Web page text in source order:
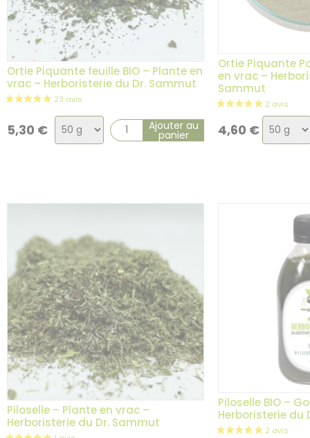
Ortie Piquante feuille BIO – Plante en
vrac – Herboristerie du Dr. Sammut
5,30 €
Choix
de
Ajouter au
panier
Ortie Piquante
en vrac –
Sammut
4,60 € Choix
de
Piloselle – Plante en vrac –
Herboristerie du Dr. Sammut
Piloselle BIO –
Herboristerie du